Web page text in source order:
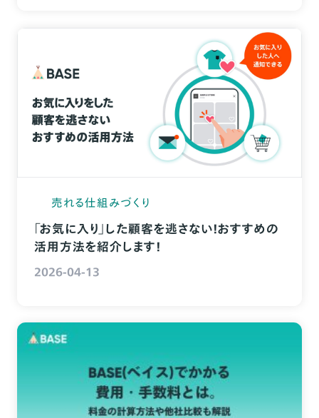
売れる仕組みづくり
「お気に入り」した顧客を逃さない！おすすめの
活用方法を紹介します！
2026-04-13